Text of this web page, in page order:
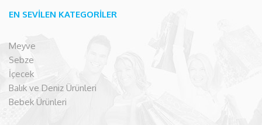
EN SEVİLEN KATEGORİLER
Meyve
Sebze
İçecek
Balık ve Deniz Ürünleri
Bebek Ürünleri